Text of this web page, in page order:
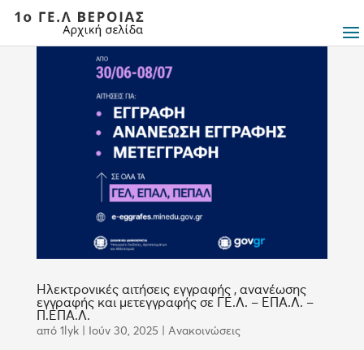
Ηλεκτρονικές αιτήσεις εγγραφής , ανανέωσης
εγγραφής και μετεγγραφής σε ΓΕ.Λ. – ΕΠΑ.Λ. –
Π.ΕΠΑ.Λ.
από 1lyk| Ιούν 30, 2025 Ανακοινώσεις